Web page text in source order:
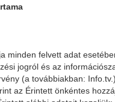
minden felvett adat
jogról és az
(a továbbiakban:
az Érintett önkéntes